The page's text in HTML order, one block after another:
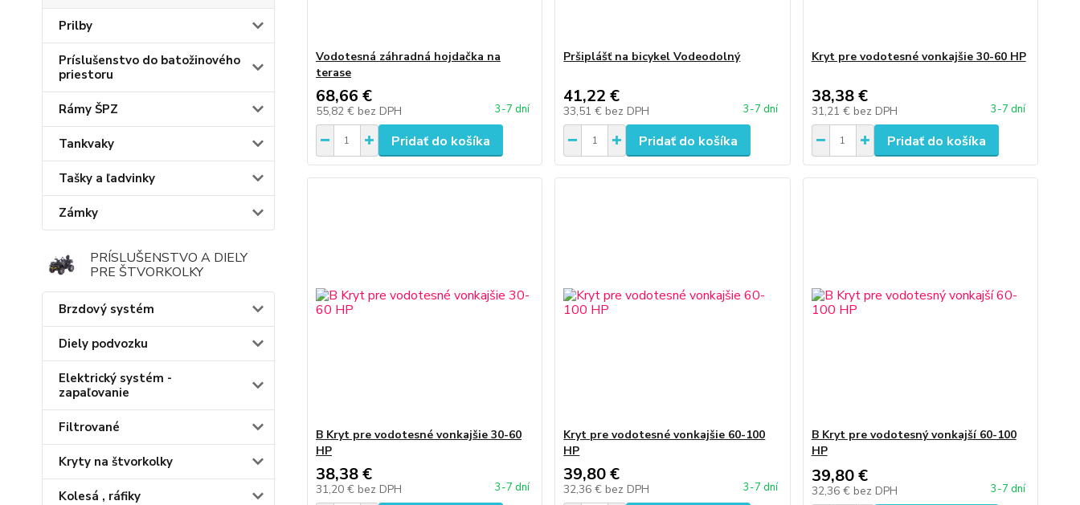
Prilby
Príslušenstvo do batožinového
priestoru
Rámy ŠPZ
Tankvaky
Tašky a ľadvinky
Zámky
PRÍSLUŠENSTVO A DIELY
PRE ŠTVORKOLKY
Brzdový systém
Diely podvozku
Elektrický systém -
zapaľovanie
Filtrované
Kryty na štvorkolky
Kolesá , ráfiky
Vodotesná záhradná hojdačka na
terase
68,66 €
55,82 € bez DPH 3-7 dní
Pridať do košíka
Pršiplášť na bicykel Vodeodolný
41,22 €
33,51 € bez DPH 3-7 dní
Pridať do košíka
Kryt pre vodotesné vonkajšie 30-60 HP
38,38 €
31,21 € bez DPH 3-7 dní
Pridať do košíka
B Kryt pre vodotesné vonkajšie 30-60
HP
38,38 €
31,20 € bez DPH 3-7 dní
Kryt pre vodotesné vonkajšie 60-100
HP
39,80 €
32,36 € bez DPH 3-7 dní
B Kryt pre vodotesný vonkajší 60-100
HP
39,80 €
32,36 € bez DPH 3-7 dní